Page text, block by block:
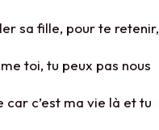
sa fille, pour te retenir,
toi, tu peux pas nous
car c’est ma vie là et tu